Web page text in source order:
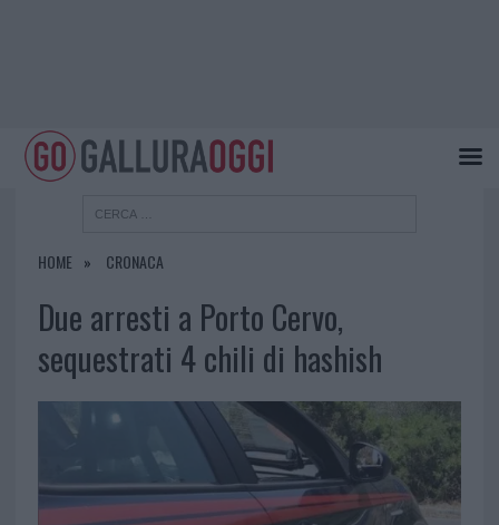
HOME CRONACA
Due arresti a Porto Cervo,
sequestrati 4 chili di hashish